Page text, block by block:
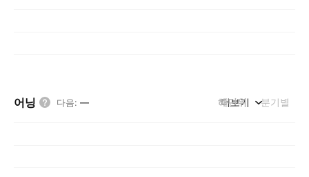
어닝 다음: — 해단위 분기별
더보기